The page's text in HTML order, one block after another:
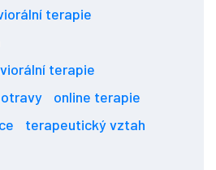
terapie
terapie
online terapie
terapeutický vztah